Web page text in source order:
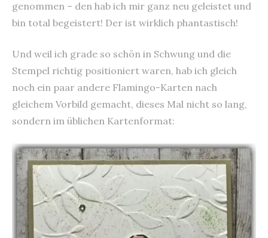
genommen – den hab ich mir ganz neu geleistet und
bin total begeistert! Der ist wirklich phantastisch!
Und weil ich grade so schön in Schwung und die
Stempel richtig positioniert waren, hab ich gleich
noch ein paar andere Flamingo-Karten nach
gleichem Vorbild gemacht, dieses Mal nicht so lang,
sondern im üblichen Kartenformat: